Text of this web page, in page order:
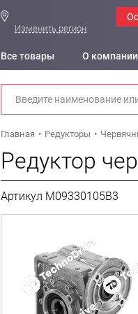
Изменить регион
Все товары О компании
Главная Редукторы
Редуктор
Артикул M09330105B3